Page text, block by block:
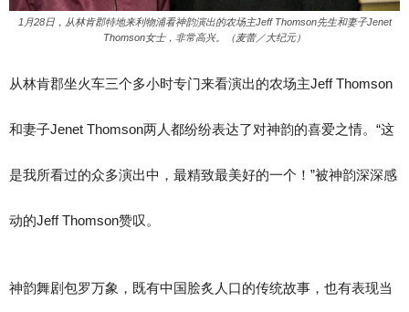
1月28日，从林肯郡特地来利物浦看神韵演出的农场主Jeff Thomson先生和妻子Jenet
Thomson女士，非常高兴。（麦蕾／大纪元）
从林肯郡坐火车三个多小时专门来看演出的农场主Jeff Thomson
和妻子Jenet Thomson两人都纷纷表达了对神韵的喜爱之情。“这
是我所看过的众多演出中，最精致最美好的一个！”被神韵深深感
动的Jeff Thomson赞叹。
神韵舞剧包罗万象，既有中国脍炙人口的传统故事，也有表现当